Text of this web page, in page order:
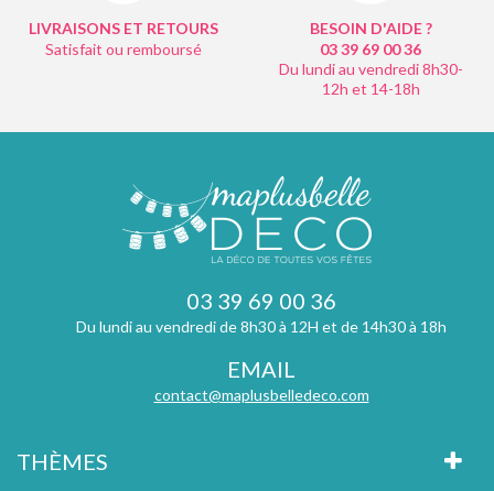
LIVRAISONS ET RETOURS
Satisfait ou remboursé
BESOIN D'AIDE ?
03 39 69 0036
Du lundi au vendredi 8h30-
12h et 14-18h
03 39 69 00 36
Du lundi au vendredi de 8h30 à 12H et de 14h30 à 18h
EMAIL
contact@maplusbelledeco.com
THÈMES